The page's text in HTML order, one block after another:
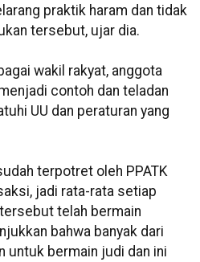
praktik haram dan tidak
tersebut, ujar dia.
wakil rakyat, anggota
contoh dan teladan
UU dan peraturan yang
terpotret oleh PPATK
jadi rata-rata setiap
tersebut telah bermain
bahwa banyak dari
untuk bermain judi dan ini